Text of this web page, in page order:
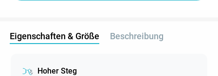
Eigenschaften & Größe Beschreibung
Hoher Steg